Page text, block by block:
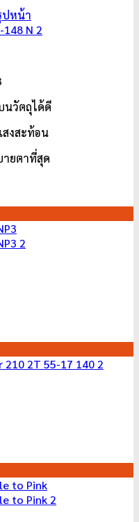
นวัตถุได้ดี
งสะท้อน
ยตาที่สุด